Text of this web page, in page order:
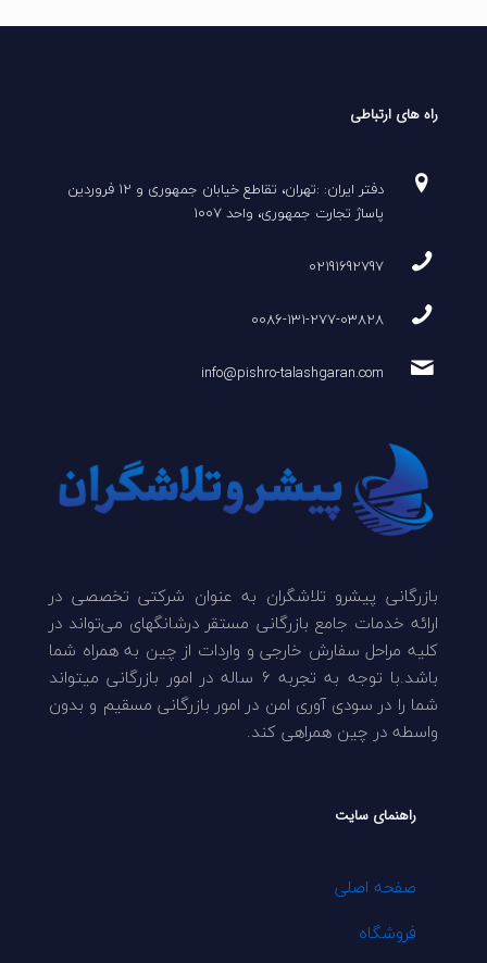
راه های ارتباطی
دفتر ایران: :تهران، تقاطع خیابان جمهوری و 12 فروردین
پاساژ تجارت جمهوری، واحد 1007
02191692797
0086-131-277-03828
info@pishro-talashgaran.com
بازرگانی پیشرو تلاشگران به عنوان شرکتی تخصصی در
ارائه خدمات جامع بازرگانی مستقر درشانگهای می‌تواند در
کلیه مراحل سفارش خارجی و واردات از چین به همراه شما
باشد.با توجه به تجربه 6 ساله در امور بازرگانی میتواند
شما را در سودی آوری امن در امور بازرگانی مسقیم و بدون
واسطه در چین همراهی کند.
راهنمای سایت
صفحه اصلی
فروشگاه